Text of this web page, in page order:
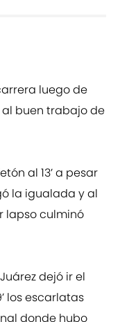
luego de
buen trabajo de
al 13’ a pesar
la igualada y al
lapso culminó
dejó ir el
los escarlatas
donde hubo